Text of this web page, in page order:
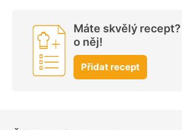
Máte skvělý
o něj!
Přidat recept